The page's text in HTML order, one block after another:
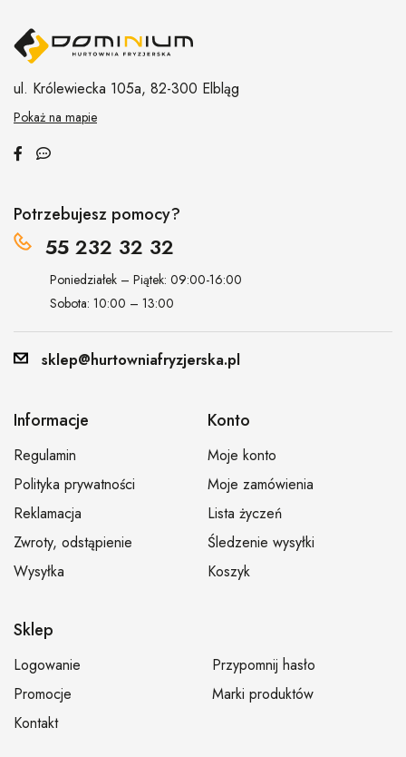
ul. Królewiecka 105a, 82-300 Elbląg
Pokaż na mapie
Potrzebujesz pomocy?
55 232 32 32
Poniedziałek – Piątek: 09:00-16:00
Sobota: 10:00 – 13:00
sklep@hurtowniafryzjerska.pl
Informacje
Regulamin
Polityka prywatności
Reklamacja
Zwroty, odstąpienie
Wysyłka
Konto
Moje konto
Moje zamówienia
Lista życzeń
Śledzenie wysyłki
Koszyk
Sklep
Logowanie
Przypomnij hasło
Promocje
Marki produktów
Kontakt